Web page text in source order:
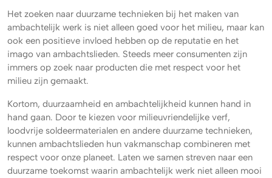
Het zoeken naar duurzame technieken bij het maken van
ambachtelijk werk is niet alleen goed voor het milieu, maar kan
ook een positieve invloed hebben op de reputatie en het
imago van ambachtslieden. Steeds meer consumenten zijn
immers op zoek naar producten die met respect voor het
milieu zijn gemaakt.
Kortom, duurzaamheid en ambachtelijkheid kunnen hand in
hand gaan. Door te kiezen voor milieuvriendelijke verf,
loodvrije soldeermaterialen en andere duurzame technieken,
kunnen ambachtslieden hun vakmanschap combineren met
respect voor onze planeet. Laten we samen streven naar een
duurzame toekomst waarin ambachtelijk werk niet alleen mooi